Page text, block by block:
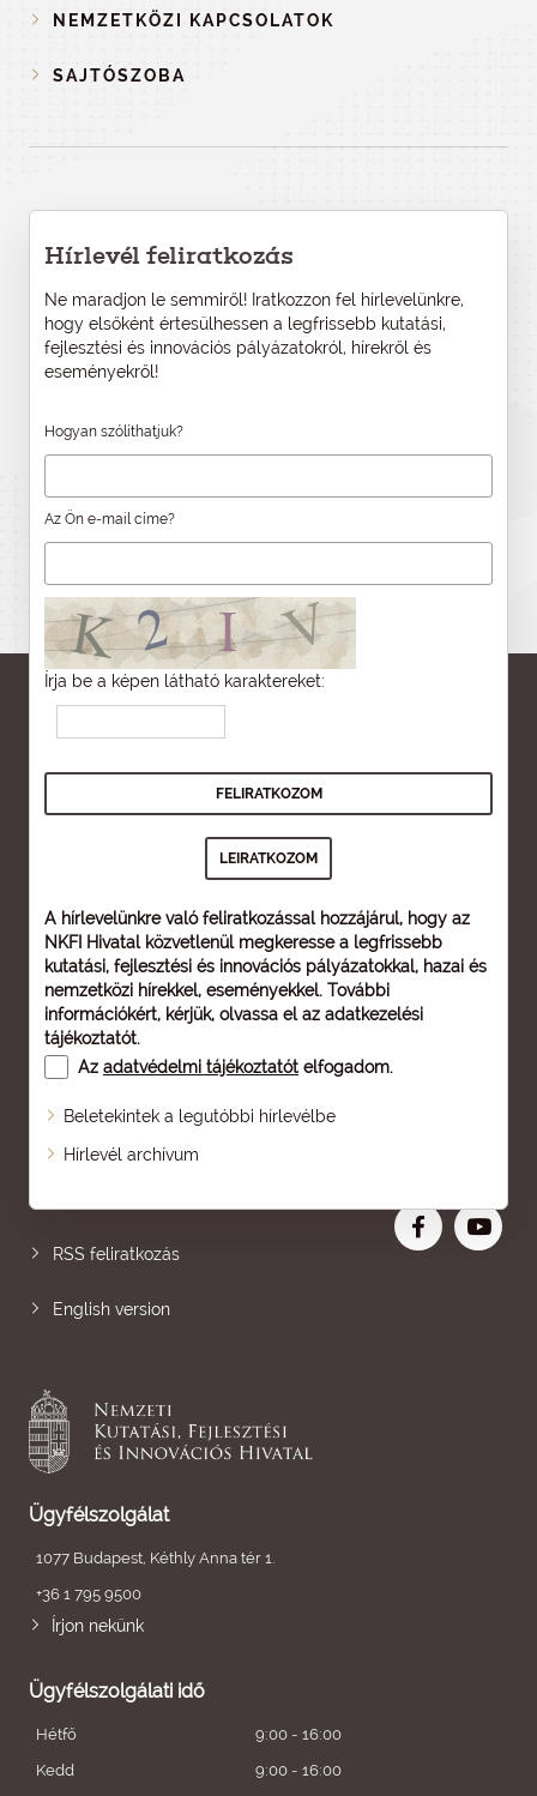
NEMZETKÖZI KAPCSOLATOK
SAJTÓSZOBA
Hírlevél feliratkozás
Ne maradjon le semmiről! Iratkozzon fel hírlevelünkre,
hogy elsőként értesülhessen a legfrissebb kutatási,
fejlesztési és innovációs pályázatokról, hírekről és
eseményekről!
Hogyan szólíthatjuk?
Az Ön e-mail címe?
Írja be a képen látható karaktereket:
A hírlevelünkre való feliratkozással hozzájárul, hogy az
NKFI Hivatal közvetlenül megkeresse a legfrissebb
kutatási, fejlesztési és innovációs pályázatokkal, hazai és
nemzetközi hírekkel, eseményekkel. További
információkért, kérjük, olvassa el az adatkezelési
tájékoztatót.
Az adatvédelmi tájékoztatót elfogadom.
Beletekintek a legutóbbi hírlevélbe
Hírlevél archívum
Oldaltérkép
RSS feliratkozás
English version
Ügyfélszolgálat
1077 Budapest, Kéthly Anna tér 1.
+36 1 795 9500
Írjon nekünk
Ügyfélszolgálati idő
Hétfő
9:00 - 16:00
Kedd
9:00 - 16:00